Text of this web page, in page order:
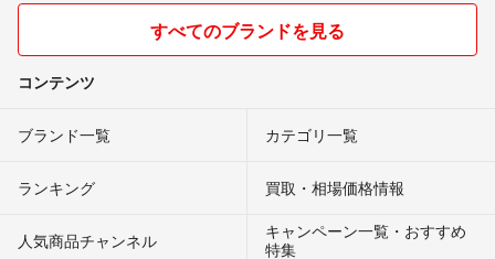
すべてのブランドを見る
コンテンツ
ブランド一覧 カテゴリ一覧
ランキング 買取・相場価格情報
人気商品チャンネル
キャンペーン一覧・おすすめ
特集